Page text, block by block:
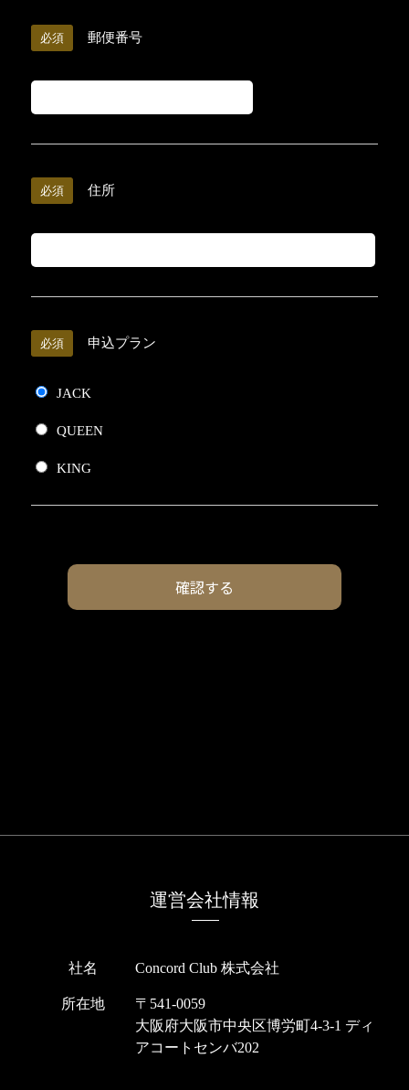
郵便番号
必須
住所
必須
申込プラン
必須
JACK
QUEEN
KING
運営会社情報
社名 Concord Club 株式会社
所在地
〒541-0059
大阪府大阪市中央区博労町4-3-1 ディ
アコートセンバ202